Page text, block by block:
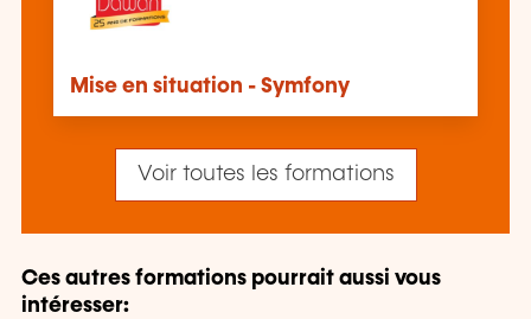
Mise en situation - Symfony
Voir toutes les formations
Ces autres formations pourrait aussi vous
intéresser: